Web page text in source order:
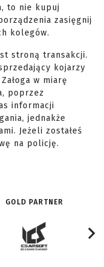
to nie kupuj
zasięgnij
kolegów.
stroną transakcji.
kojarzy
w miarę
poprzez
informacji
jednakże
Jeżeli zostałeś
na policję.
GOLD PARTNER